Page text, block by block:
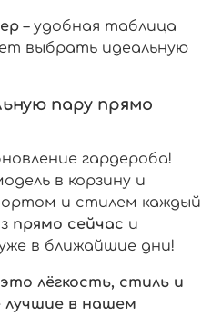
– удобная таблица
выбрать идеальную
пару прямо
гардероба!
в корзину и
и стилем каждый
прямо сейчас и
в ближайшие дни!
лёгкость, стиль и
в нашем